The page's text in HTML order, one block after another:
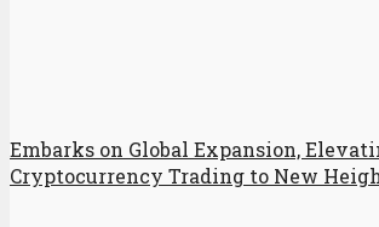
Embarks on Global Expansion,
Cryptocurrency Trading to New